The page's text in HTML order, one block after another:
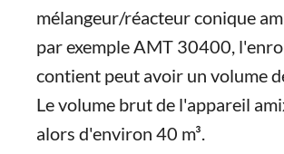
mélangeur/réacteur conique
par exemple AMT 30400,
contient peut avoir un volume
Le volume brut de l'appareil
alors d'environ 40 m³.